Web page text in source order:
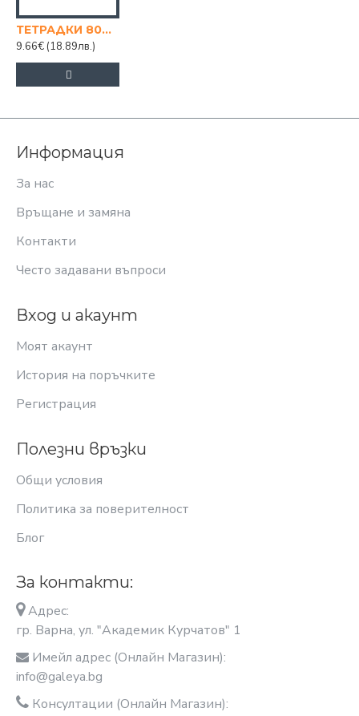
ТЕТРАДКИ 80Л. А4 ШИРОКИ РЕДОВЕ
9.66€ (18.89лв.)
Информация
За нас
Връщане и замяна
Контакти
Често задавани въпроси
Вход и акаунт
Моят акаунт
История на поръчките
Регистрация
Полезни връзки
Общи условия
Политика за поверителност
Блог
За контакти:
Адрес:
гр. Варна, ул. "Академик Курчатов" 1
Имейл адрес (Онлайн Магазин):
info@galeya.bg
Консултации (Онлайн Магазин):